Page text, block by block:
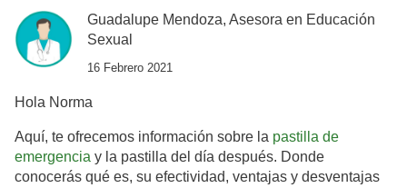
Guadalupe Mendoza, Asesora en Educación
Sexual
16 Febrero 2021
Hola Norma
Aquí, te ofrecemos información sobre la pastilla de
emergencia y la pastilla del día después. Donde
conocerás qué es, su efectividad, ventajas y desventajas